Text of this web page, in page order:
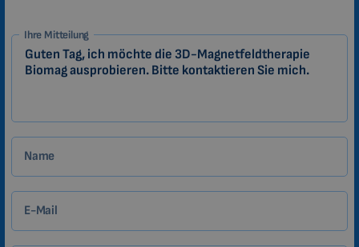
1-
DE
Zákazník
Ihre Mitteilung
Name
E-Mail